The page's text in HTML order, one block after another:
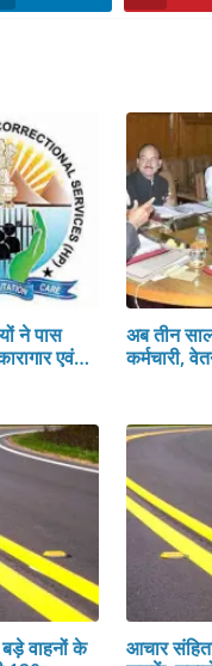
ने पास
एवं…
अब तीन
कर्मचारी,
वाहनों के
आचार